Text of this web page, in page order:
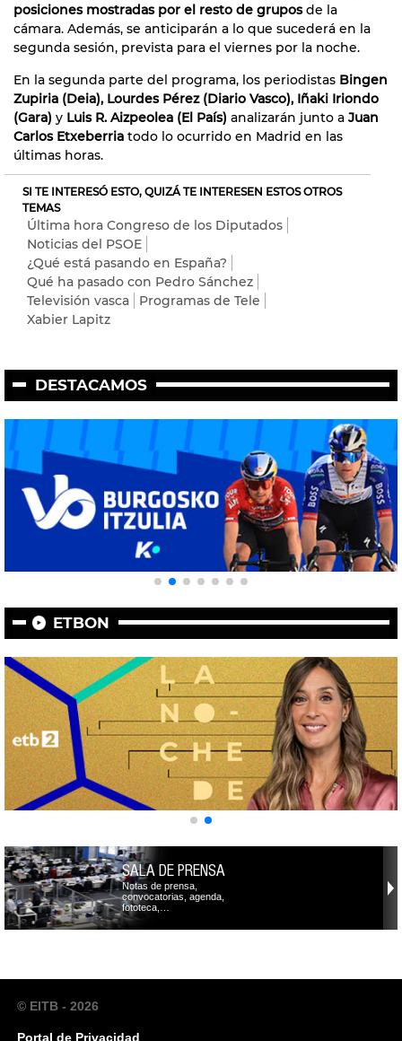
posiciones mostradas por el resto de gruposde la
cámara. Además, se anticiparán a lo que sucederá en la
segunda sesión, prevista para el viernes por la noche.
En la segunda parte del programa, los periodistas Bingen
Zupiria (Deia), Lourdes Pérez (Diario Vasco), Iñaki Iriondo
(Gara) y Luis R. Aizpeolea (El País) analizarán junto a Juan
Carlos Etxeberria todo lo ocurrido en Madrid en las
últimas horas.
SI TE INTERESÓ ESTO, QUIZÁ TE INTERESEN ESTOS OTROS
TEMAS
Última hora Congreso de los Diputados
Noticias del PSOE
¿Qué está pasando en España?
Qué ha pasado con Pedro Sánchez
Televisión vasca
Programas de Tele
Xabier Lapitz
DESTACAMOS
ETBON
SALA DE PRENSA
Notas de prensa,
convocatorias, agenda,
fototeca,…
© EITB - 2026
Portal de Privacidad